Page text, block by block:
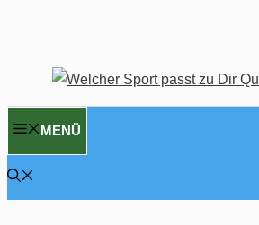
MENÜ